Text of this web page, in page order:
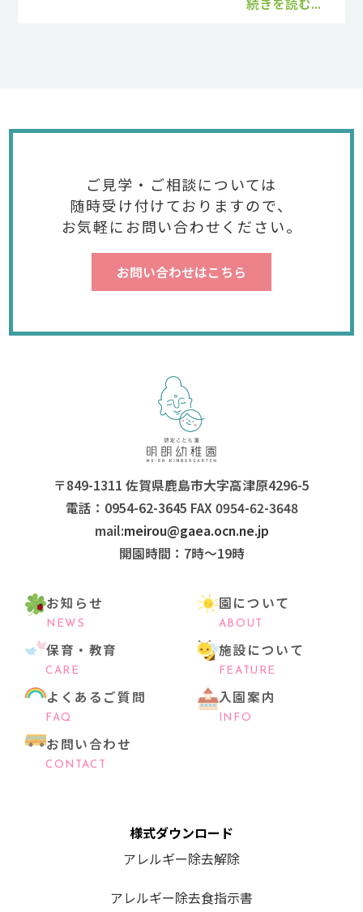
続きを読む...
ご見学・ご相談については
随時受け付けておりますので、
お気軽にお問い合わせください。
お問い合わせはこちら
〒849-1311 佐賀県鹿島市大字高津原4296-5
電話：0954-62-3645 FAX 0954-62-3648
mail:meirou@gaea.ocn.ne.jp
開園時間：7時〜19時
お知らせ
NEWS
園について
ABOUT
保育・教育
CARE
施設について
FEATURE
よくあるご質問
FAQ
入園案内
INFO
お問い合わせ
CONTACT
様式ダウンロード
アレルギー除去解除
アレルギー除去食指示書